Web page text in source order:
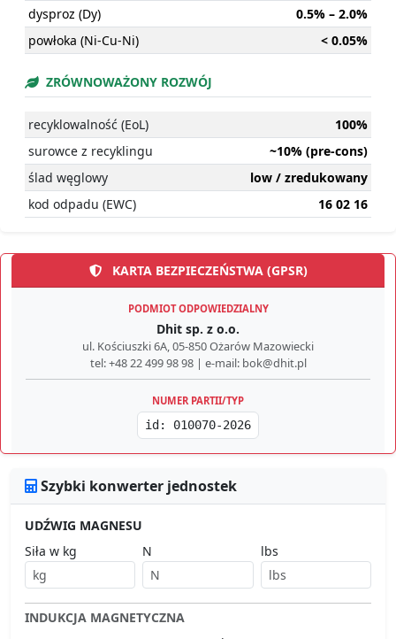
dysproz (Dy)
0.5% – 2.0%
powłoka (Ni-Cu-Ni)
< 0.05%
ZRÓWNOWAŻONY ROZWÓJ
recyklowalność (EoL)
100%
surowce z recyklingu
~10% (pre-cons)
ślad węglowy
low / zredukowany
kod odpadu (EWC)
16 02 16
KARTA BEZPIECZEŃSTWA (GPSR)
PODMIOT ODPOWIEDZIALNY
Dhit sp. z o.o.
ul. Kościuszki 6A, 05-850 Ożarów Mazowiecki
tel: +48 22 499 98 98 | e-mail: bok@dhit.pl
NUMER PARTII/TYP
id: 010070-2026
Szybki konwerter jednostek
UDŹWIG MAGNESU
Siła w kg
N lbs
INDUKCJA MAGNETYCZNA